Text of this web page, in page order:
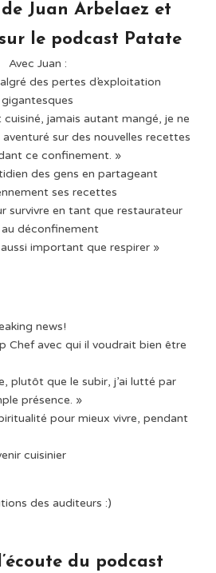
Juan Arbelaez et
le podcast Patate
Avec Juan :⁠
des pertes d’exploitation
gigantesques⁠
cuisiné, jamais autant mangé, je ne
sur des nouvelles recettes
ce confinement. »⁠
des gens en partageant
ses recettes⁠
survivre en tant que restaurateur
déconfinement
important que respirer »⁠
news!⁠
Chef avec qui il voudrait bien être
plutôt que le subir, j’ai lutté par
présence. »⁠
pour mieux vivre, pendant
cuisinier⁠
des auditeurs :)⁠
du podcast